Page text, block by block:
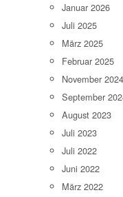
Januar 2026
Juli 2025
März 2025
Februar 2025
November 2024
September
August 2023
Juli 2023
Juli 2022
Juni 2022
März 2022